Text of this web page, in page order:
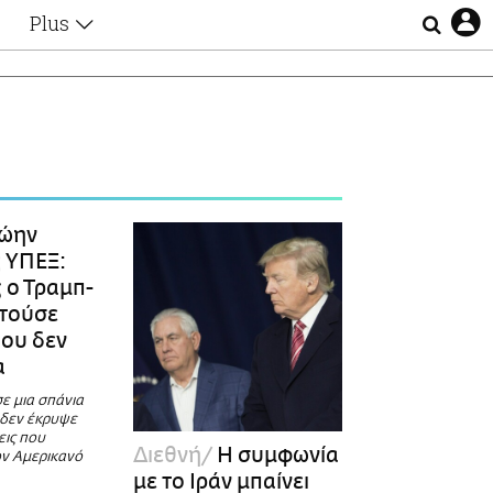
Plus
Οι Αθηναίοι
Απώλειες
Lgbtqi+
Επιλογές
ΥΠΕΞ:
ο Τραμπ-
δεν
μια σπάνια
έκρυψε
που
Αμερικανό
Διεθνή Η συμφωνία
με το Ιράν μπαίνει